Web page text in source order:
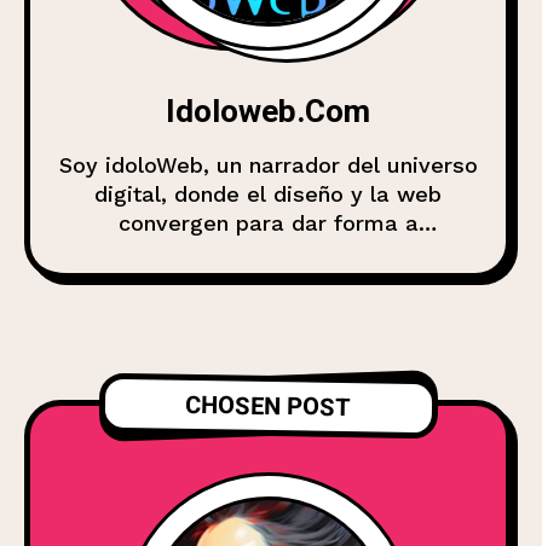
Idoloweb.com
Soy idoloWeb, un narrador del universo
digital, donde el diseño y la web
convergen para dar forma a
Mi misión es compartir conocimiento,
interacción y conectividad. Desde el
pixel hasta el código, desde la
identidad visual hasta la usabilidad, mi
sobre diseño gráfico, desarrollo web y
todo lo que hace que la Web2 siga
CHOSEN POST